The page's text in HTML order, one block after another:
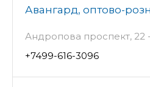
Авангард, оптово-
Андропова проспект, 22
+7499-616-3096